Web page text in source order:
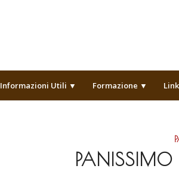
Informazioni Utili ▼ Formazione ▼ Link